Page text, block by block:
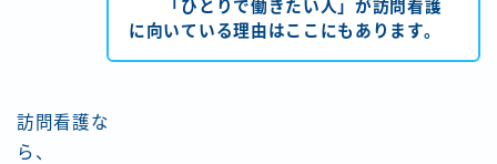
「ひとりで働きたい人」が訪問看護
に向いている理由はここにもあります。
訪問看護な
ら、